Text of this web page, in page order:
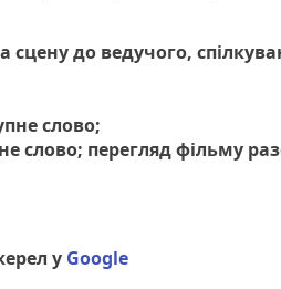
сцену до ведучого,
слово;
слово; перегляд фільму
у Google